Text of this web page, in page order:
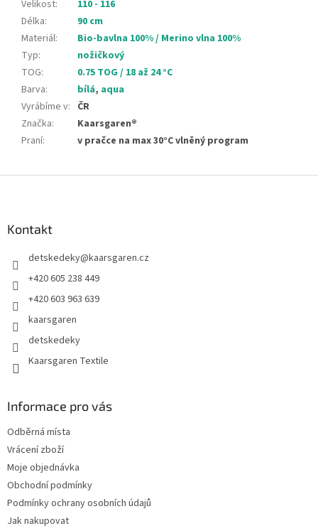
Velikost:
110 - 116
Délka:
90 cm
Materiál:
Bio-bavlna 100% / Merino vlna 100%
Typ:
nožičkový
TOG:
0.75 TOG / 18 až 24 °C
Barva: bílá, aqua
Vyrábíme v: ČR
Značka:
Kaarsgaren®
Praní: v pračce na max 30°C vlněný program
Kontakt
detskedeky@kaarsgaren.cz
+420 605 238 449
+420 603 963 639
kaarsgaren
detskedeky
Kaarsgaren Textile
Informace pro vás
Odběrná místa
Vrácení zboží
Moje objednávka
Obchodní podmínky
Podmínky ochrany osobních údajů
Jak nakupovat